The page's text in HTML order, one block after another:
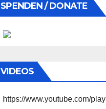
SPENDEN / DONATE
VIDEOS
https://www.youtube.com/